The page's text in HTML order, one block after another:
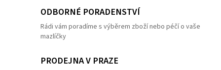
ODBORNÉ PORADENSTVÍ
Rádi vám poradíme s výběrem zboží nebo péčí o vaše
mazlíčky
PRODEJNA V PRAZE